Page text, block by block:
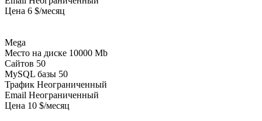
Цена 6 $/месяц
Mega
Место на диске 10000 Mb
Сайтов 50
MySQL базы 50
Трафик Неограниченный
Email Неограниченный
Цена 10 $/месяц